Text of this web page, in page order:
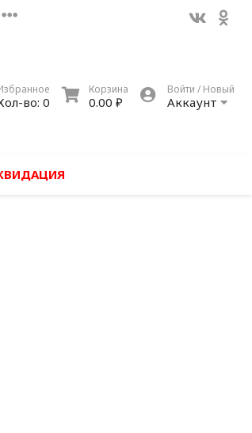
во: 0
Корзина
0.00 ₽
Войти / Новый
Аккаунт